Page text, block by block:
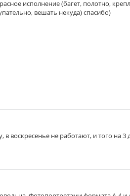
исполнение (багет, полотно,
вешать некуда) спасибо)
в воскресенье не работают, и того на